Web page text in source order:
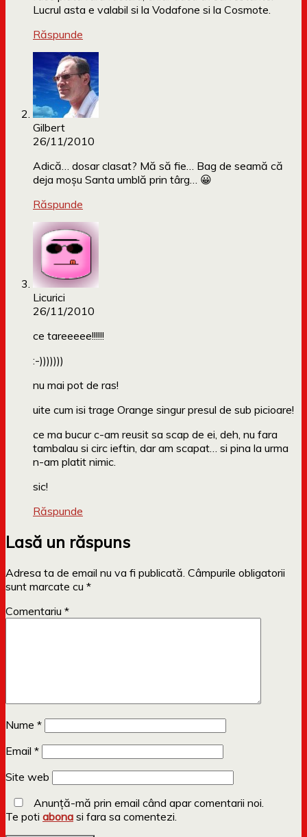
Lucrul asta e valabil si la Vodafone si la Cosmote.
Răspunde
Gilbert
26/11/2010
Adică… dosar clasat? Mă să fie… Bag de seamă că
deja moşu Santa umblă prin târg… 😀
Răspunde
Licurici
26/11/2010
ce tareeeee!!!!!!
:-)))))))
nu mai pot de ras!
uite cum isi trage Orange singur presul de sub picioare!
ce ma bucur c-am reusit sa scap de ei, deh, nu fara
tambalau si circ ieftin, dar am scapat… si pina la urma
n-am platit nimic.
sic!
Răspunde
Lasă un răspuns
Adresa ta de email nu va fi publicată. Câmpurile obligatorii
sunt marcate cu *
Comentariu *
Nume *
Email *
Site web
Anunță-mă prin email când apar comentarii noi.
Te poti abona si fara sa comentezi.